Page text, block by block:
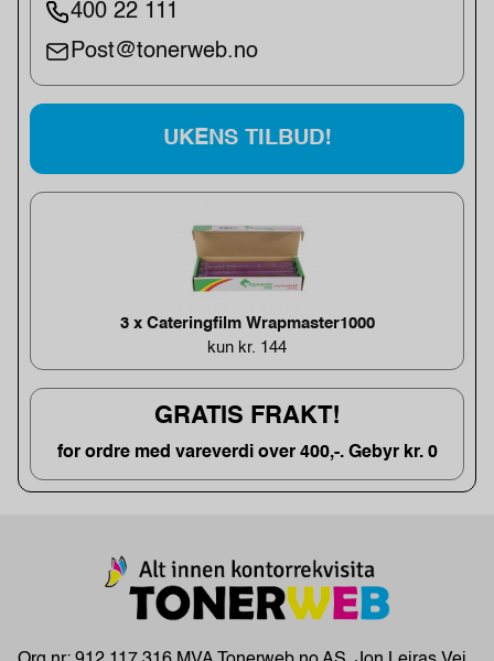
400 22 111
Post@tonerweb.no
UKENS TILBUD!
3 x Cateringfilm Wrapmaster1000
kun kr. 144
GRATIS FRAKT!
for ordre med vareverdi over 400,-. Gebyr kr. 0